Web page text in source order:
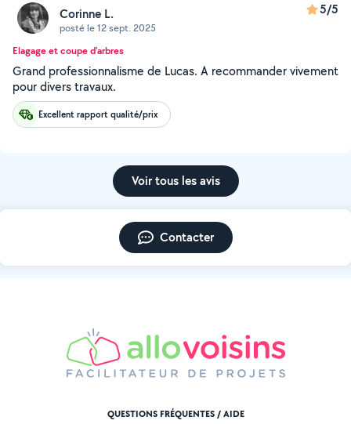
Corinne L.
posté le 12 sept. 2025
5/5
Elagage et coupe d'arbres
Grand professionnalisme de Lucas. A recommander vivement
pour divers travaux.
Excellent rapport qualité/prix
Voir tous les avis
Contacter
QUESTIONS FRÉQUENTES / AIDE